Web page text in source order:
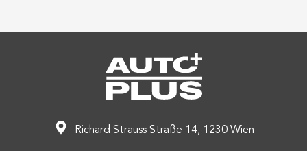
Richard Strauss Straße 14, 1230 Wien